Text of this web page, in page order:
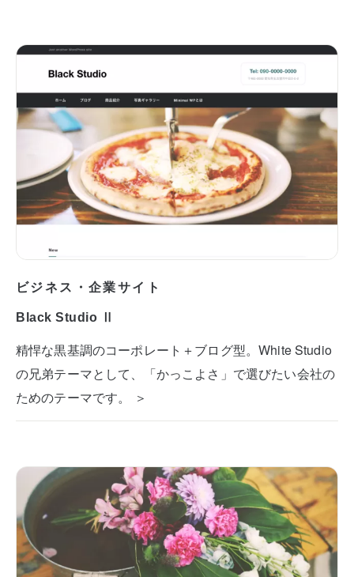
ビジネス・企業サイト
Black Studio Ⅱ
精悍な黒基調のコーポレート＋ブログ型。White Studio
の兄弟テーマとして、「かっこよさ」で選びたい会社の
ためのテーマです。 ＞